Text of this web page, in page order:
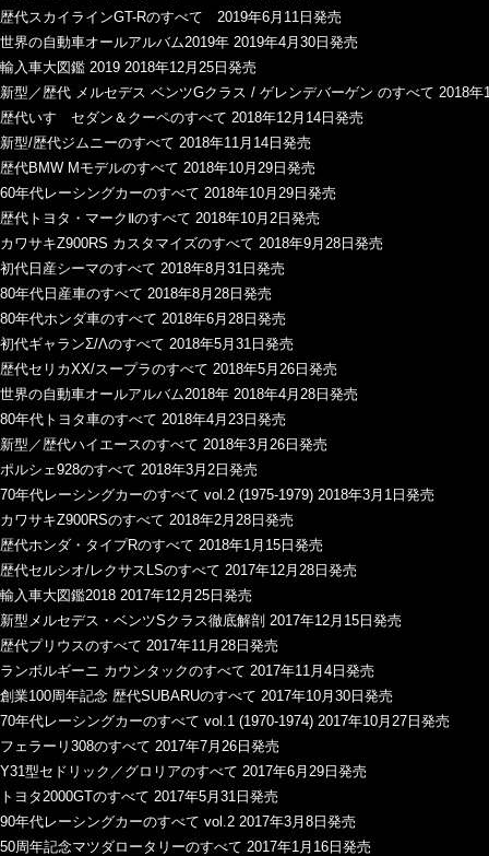
歴代スカイラインGT-Rのすべて 2019年6月11日発売
世界の自動車オールアルバム2019年 2019年4月30日発売
輸入車大図鑑 2019 2018年12月25日発売
新型／歴代 メルセデス ベンツGクラス / ゲレンデバーゲン のすべて 2018年
歴代いすゞセダン＆クーペのすべて 2018年12月14日発売
新型/歴代ジムニーのすべて 2018年11月14日発売
歴代BMW Mモデルのすべて 2018年10月29日発売
60年代レーシングカーのすべて 2018年10月29日発売
歴代トヨタ・マークⅡのすべて 2018年10月2日発売
カワサキZ900RS カスタマイズのすべて 2018年9月28日発売
初代日産シーマのすべて 2018年8月31日発売
80年代日産車のすべて 2018年8月28日発売
80年代ホンダ車のすべて 2018年6月28日発売
初代ギャランΣ/Λのすべて 2018年5月31日発売
歴代セリカXX/スープラのすべて 2018年5月26日発売
世界の自動車オールアルバム2018年 2018年4月28日発売
80年代トヨタ車のすべて 2018年4月23日発売
新型／歴代ハイエースのすべて 2018年3月26日発売
ポルシェ928のすべて 2018年3月2日発売
70年代レーシングカーのすべて vol.2 (1975-1979) 2018年3月1日発売
カワサキZ900RSのすべて 2018年2月28日発売
歴代ホンダ・タイプRのすべて 2018年1月15日発売
歴代セルシオ/レクサスLSのすべて 2017年12月28日発売
輸入車大図鑑2018 2017年12月25日発売
新型メルセデス・ベンツSクラス徹底解剖 2017年12月15日発売
歴代プリウスのすべて 2017年11月28日発売
ランボルギーニ カウンタックのすべて 2017年11月4日発売
創業100周年記念 歴代SUBARUのすべて 2017年10月30日発売
70年代レーシングカーのすべて vol.1 (1970-1974) 2017年10月27日発売
フェラーリ308のすべて 2017年7月26日発売
Y31型セドリック／グロリアのすべて 2017年6月29日発売
トヨタ2000GTのすべて 2017年5月31日発売
90年代レーシングカーのすべて vol.2 2017年3月8日発売
50周年記念マツダロータリーのすべて 2017年1月16日発売